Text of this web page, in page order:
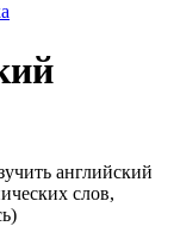
английский
слов,